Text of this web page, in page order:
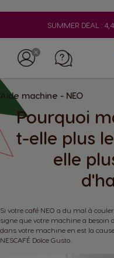
SUMMER DEAL :
Aide machine - NEO
Pourquoi
t-elle plus
elle
Si votre café NEO a du mal à
signe que votre machine a besoin
dans votre machine en est la
NESCAFÉ Dolce Gusto.